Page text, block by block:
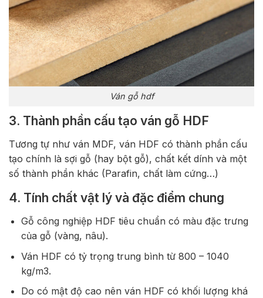
Ván gỗ hdf
3. Thành phần cấu tạo ván gỗ HDF
Tương tự như ván MDF, ván HDF có thành phần cấu
tạo chính là sợi gỗ (hay bột gỗ), chất kết dính và một
số thành phần khác (Parafin, chất làm cứng…)
4. Tính chất vật lý và đặc điểm chung
Gỗ công nghiệp HDF tiêu chuẩn có màu đặc trưng
của gỗ (vàng, nâu).
Ván HDF có tỷ trọng trung bình từ 800 – 1040
kg/m3.
Do có mật độ cao nên ván HDF có khối lượng khá